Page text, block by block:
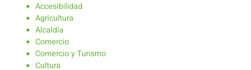
Accesibilidad
Agricultura
Alcaldía
Comercio
Comercio y Turismo
Cultura